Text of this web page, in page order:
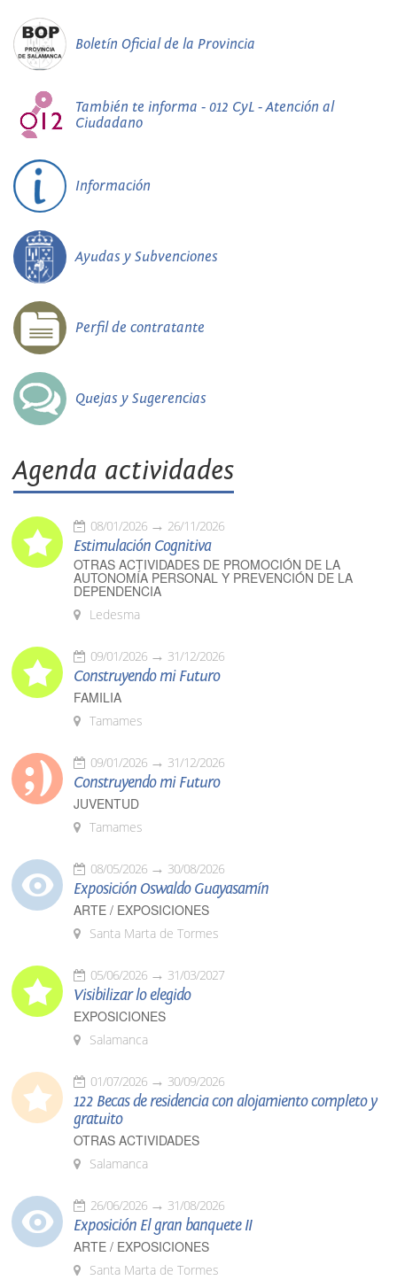
Boletín Oficial de la Provincia
También te informa - 012 CyL - Atención al
Ciudadano
Información
Ayudas y Subvenciones
Perfil de contratante
Quejas y Sugerencias
Agenda actividades
08/01/2026 26/11/2026
Estimulación Cognitiva
OTRAS ACTIVIDADES DE PROMOCIÓN DE LA
AUTONOMÍA PERSONAL Y PREVENCIÓN DE LA
DEPENDENCIA
Ledesma
09/01/2026 31/12/2026
Construyendo mi Futuro
FAMILIA
Tamames
09/01/2026 31/12/2026
Construyendo mi Futuro
JUVENTUD
Tamames
08/05/2026 30/08/2026
Exposición Oswaldo Guayasamín
ARTE / EXPOSICIONES
Santa Marta de Tormes
05/06/2026 31/03/2027
Visibilizar lo elegido
EXPOSICIONES
Salamanca
01/07/2026 30/09/2026
122 Becas de residencia con alojamiento completo y
gratuito
OTRAS ACTIVIDADES
Salamanca
26/06/2026 31/08/2026
Exposición El gran banquete II
ARTE / EXPOSICIONES
Santa Marta de Tormes